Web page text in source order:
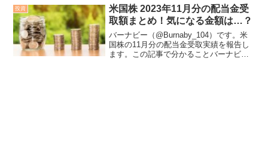
た。それ以外の分野は（僕自身として
は）上場の成...
投資
米国株 2023年11月分の配当金受
取額まとめ！気になる金額は…？
バーナビー（@Burnaby_104）です。米
国株の11月分の配当金受取実績を報告し
ます。この記事で分かることバーナビー